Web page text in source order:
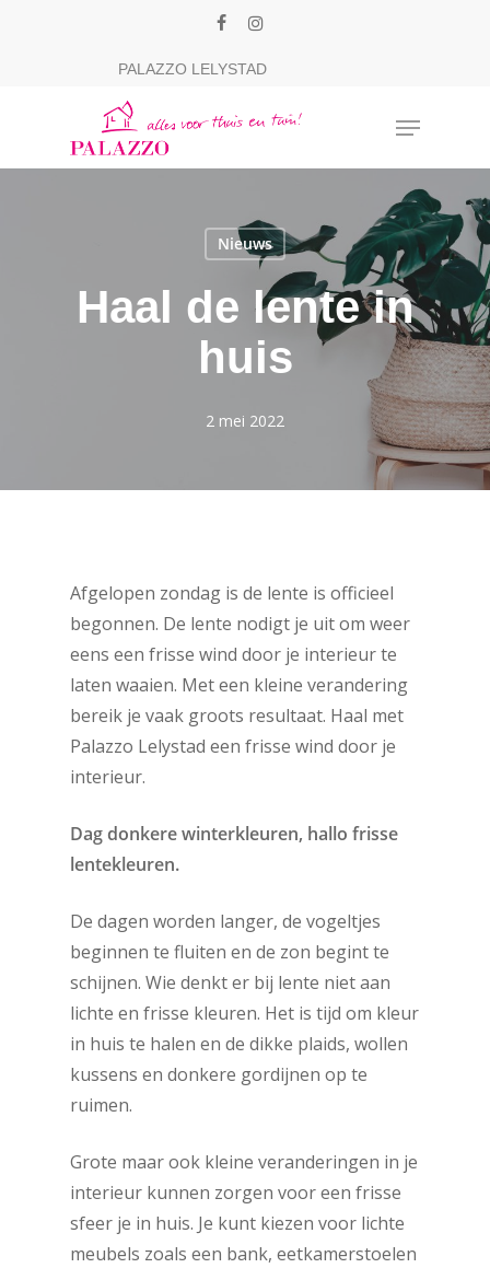
facebookinstagram
PALAZZO LELYSTAD
Menu
Nieuws
Haal de lente in
huis
2 mei 2022
Afgelopen zondag is de lente is officieel
begonnen. De lente nodigt je uit om weer
eens een frisse wind door je interieur te
laten waaien. Met een kleine verandering
bereik je vaak groots resultaat. Haal met
Palazzo Lelystad een frisse wind door je
interieur.
Dag donkere winterkleuren, hallo frisse
lentekleuren.
De dagen worden langer, de vogeltjes
beginnen te fluiten en de zon begint te
schijnen. Wie denkt er bij lente niet aan
lichte en frisse kleuren. Het is tijd om kleur
in huis te halen en de dikke plaids, wollen
kussens en donkere gordijnen op te
ruimen.
Grote maar ook kleine veranderingen in je
interieur kunnen zorgen voor een frisse
sfeer je in huis. Je kunt kiezen voor lichte
meubels zoals een bank, eetkamerstoelen